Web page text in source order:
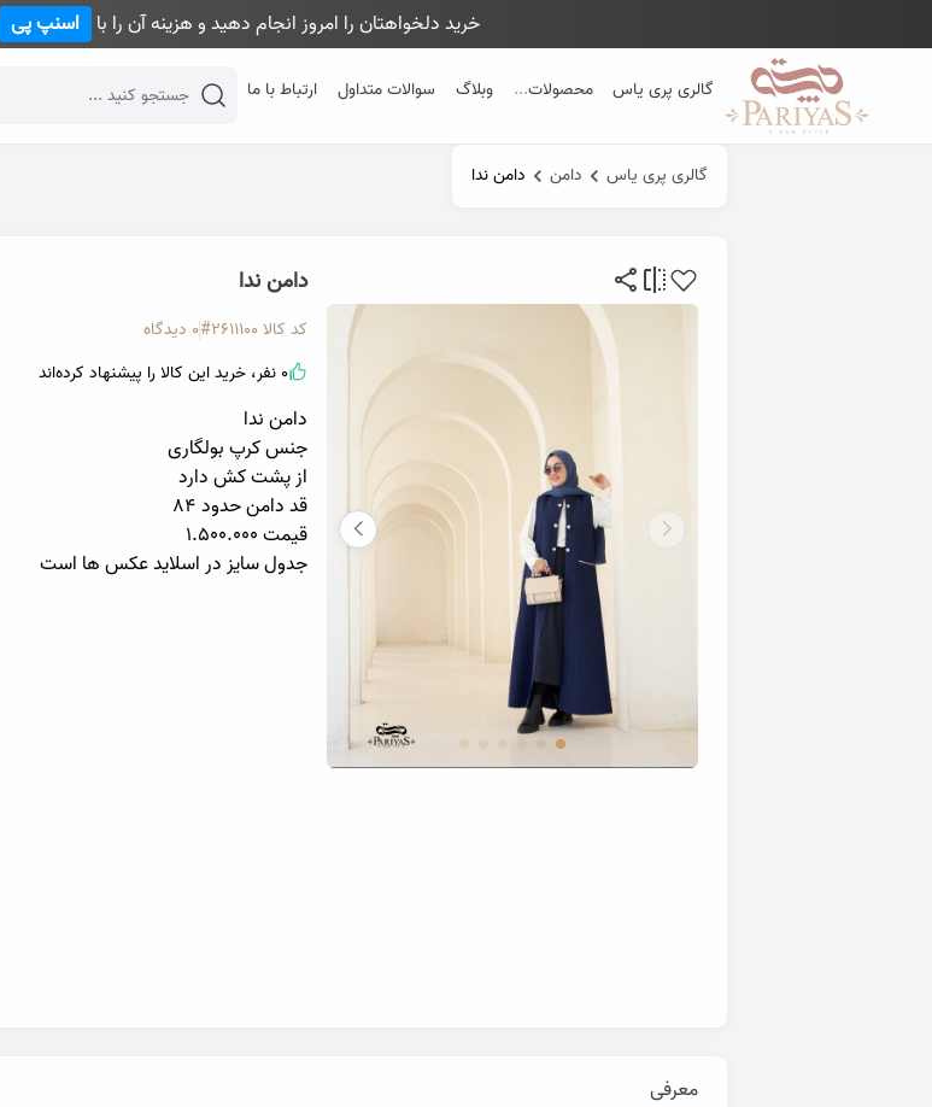
خرید دلخواهتان را امروز انجام دهید و هزینه آن را با اسنپ پی
گالری پری یاس محصولات... وبلاگ سوالات متداول ارتباط با ما
desktop header search
گالری پری یاس دامن دامن ندا
دامن ندا
کد کالا 2611100# 0 دیدگاه
0 نفر، خرید این کالا را پیشنهاد کرده‌اند
دامن ندا
جنس کرپ بولگاری
از پشت کش دارد
قد دامن حدود ۸۴
قیمت ۱.۵۰۰.۰۰۰
جدول سایز در اسلاید عکس ها است
معرفی